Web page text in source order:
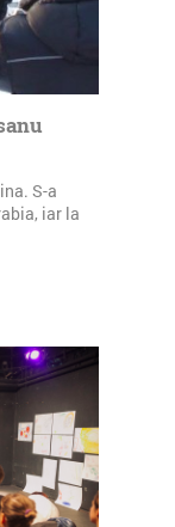
S-a
iar la